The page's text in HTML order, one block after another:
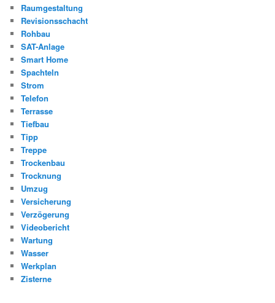
Raumgestaltung
Revisionsschacht
Rohbau
SAT-Anlage
Smart Home
Spachteln
Strom
Telefon
Terrasse
Tiefbau
Tipp
Treppe
Trockenbau
Trocknung
Umzug
Versicherung
Verzögerung
Videobericht
Wartung
Wasser
Werkplan
Zisterne